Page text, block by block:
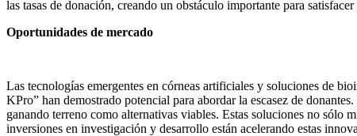
las tasas de donación, creando un obstáculo importante para
Oportunidades de mercado
Las tecnologías emergentes en córneas artificiales y soluciones de
KPro” han demostrado potencial para abordar la escasez de
ganando terreno como alternativas viables. Estas soluciones no sólo
inversiones en investigación y desarrollo están acelerando estas